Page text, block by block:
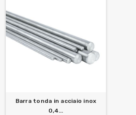
Barra tonda in acciaio inox
0,4...